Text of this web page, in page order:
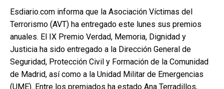
Esdiario.com informa que la Asociación Víctimas del
Terrorismo (AVT) ha entregado este lunes sus premios
anuales. El IX Premio Verdad, Memoria, Dignidad y
Justicia ha sido entregado a la Dirección General de
Seguridad, Protección Civil y Formación de la Comunidad
de Madrid, así como a la Unidad Militar de Emergencias
(UME). Entre los premiados ha estado Ana Terradillos,